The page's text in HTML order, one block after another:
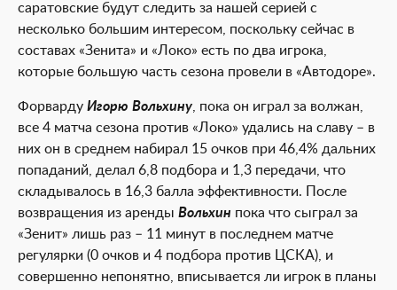
саратовские будут следить за нашей серией с
несколько большим интересом, поскольку сейчас в
составах «Зенита» и «Локо» есть по два игрока,
которые большую часть сезона провели в «Автодоре».
Форварду Игорю Вольхину , пока он играл за волжан,
все 4 матча сезона против «Локо» удались на славу – в
них он в среднем набирал 15 очков при 46,4% дальних
попаданий, делал 6,8 подбора и 1,3 передачи, что
складывалось в 16,3 балла эффективности. После
возвращения из аренды Вольхин пока что сыграл за
«Зенит» лишь раз – 11 минут в последнем матче
регулярки (0 очков и 4 подбора против ЦСКА), и
совершенно непонятно, вписывается ли игрок в планы